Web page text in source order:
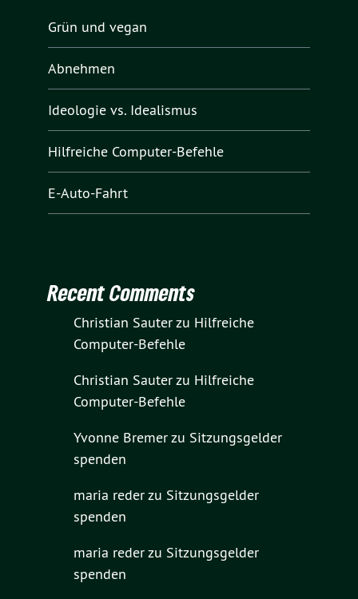
Grün und vegan
Abnehmen
Ideologie vs. Idealismus
Hilfreiche Computer-Befehle
E-Auto-Fahrt
Recent Comments
Christian Sauterzu Hilfreiche
Computer-Befehle
Christian Sauterzu Hilfreiche
Computer-Befehle
Yvonne Bremerzu Sitzungsgelder
spenden
maria rederzu Sitzungsgelder
spenden
maria rederzu Sitzungsgelder
spenden